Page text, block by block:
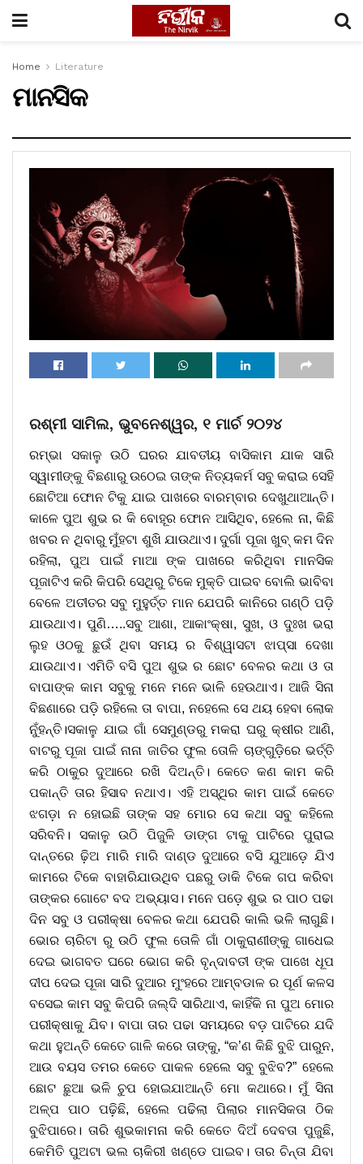
Home Literature
ମାନସିକ
ରଶ୍ମୀ ସାମିଲ, ଭୁବନେଶ୍ୱର, ୧ ମାର୍ଚ ୨୦୨୪
ରମ୍ଭା ସକାଳୁ ଉଠି ଘରର ଯାବତୀୟ ବାସିକାମ ଯାକ ସାରି
ସ୍ୱାମୀଙ୍କୁ ବିଛଣାରୁ ଉଠେଇ ତାଙ୍କ ନିତ୍ୟକର୍ମ ସବୁ କରାଇ ସେହି
ଛୋଟିଆ ଫୋନ ଟିକୁ ଯାଇ ପାଖରେ ବାରମ୍ବାର ଦେଖୁଥାଆନ୍ତି।
କାଳେ ପୁଅ ଶୁଭ ର କି ବୋହୂର ଫୋନ ଆସିଥିବ, ହେଲେ ନା, କିଛି
ଖବର ନ ଥିବାରୁ ମୁଁହଟା ଶୁଖି ଯାଉଥାଏ। ଦୁର୍ଗା ପୂଜା ଖୁବ୍ କମ ଦିନ
ରହିଲା, ପୁଅ ପାଇଁ ମାଆ ଙ୍କ ପାଖରେ କରିଥିବା ମାନସିକ
ପୂଜାଟିଏ କରି କିପରି ସେଥିରୁ ଟିକେ ମୁକ୍ତି ପାଇବ ବୋଲି ଭାବିବା
ବେଳେ ଅତୀତର ସବୁ ମୁହୁର୍ତ୍ତ ମାନ ଯେପରି କାନିରେ ଗଣ୍ଠି ପଡ଼ି
ଯାଉଥାଏ। ପୁଣି…..ସବୁ ଆଶା, ଆକାଂକ୍ଷା, ସୁଖ, ଓ ଦୁଃଖ ଭରା
ଲୁହ ଓଠକୁ ଛୁଉଁ ଥିବା ସମୟ ର ବିଶ୍ୱାସଟା ଝାପ୍ସା ଦେଖା
ଯାଉଥାଏ। ଏମିତି ବସି ପୁଅ ଶୁଭ ର ଛୋଟ ବେଳର କଥା ଓ ତା
ବାପାଙ୍କ କାମ ସବୁକୁ ମନେ ମନେ ଭାଳି ହେଉଥାଏ। ଆଜି ସିନା
ବିଛଣାରେ ପଡ଼ି ରହିଲେ ତା ବାପା, ନହେଲେ ସେ ଥୟ ହେବା ଲୋକ
ନୁଁହନ୍ତି।ସକାଳୁ ଯାଇ ଗାଁ ସେମୁଣ୍ଡରୁ ମକରା ଘରୁ କ୍ଷୀର ଆଣି,
ବାଟରୁ ପୂଜା ପାଇଁ ନାନା ଜାତିର ଫୁଲ ତୋଳି ଚାଙ୍ଗୁଡ଼ିରେ ଭର୍ତ୍ତି
କରି ଠାକୁର ଦୁଆରେ ରଖି ଦିଅନ୍ତି। କେତେ କଣ କାମ କରି
ପକାନ୍ତି ତାର ହିସାବ ନଥାଏ। ଏହି ଅସ୍ଥିର କାମ ପାଇଁ କେତେ
ଝଗଡ଼ା ନ ହୋଇଛି ତାଙ୍କ ସହ ମୋର ସେ କଥା ସବୁ କହିଲେ
ସରିବନି। ସକାଳୁ ଉଠି ପିଜୁଳି ଡାଙ୍ଗ ଟାକୁ ପାଟିରେ ପୁରାଇ
ଦାନ୍ତରେ ଢ଼ିଅ ମାରି ମାରି ଦାଣ୍ଡ ଦୁଆରେ ବସି ଯୁଆଡ଼େ ଯିଏ
କାମରେ ଟିକେ ବାହାରିଯାଉଥିବ ପଛରୁ ଡାକି ଟିକେ ଗପ କରିବା
ତାଙ୍କର ଗୋଟେ ବଦ ଅଭ୍ୟାସ। ମନେ ପଡ଼େ ଶୁଭ ର ପାଠ ପଢା
ଦିନ ସବୁ ଓ ପରୀକ୍ଷା ବେଳର କଥା ଯେପରି କାଲି ଭଳି ଲାଗୁଛି।
ଭୋର ଚାରିଟା ରୁ ଉଠି ଫୁଲ ତୋଳି ଗାଁ ଠାକୁରାଣୀଙ୍କୁ ଗାଧେଇ
ଦେଇ ଭାଗବତ ଘରେ ଭୋଗ କରି ବୃନ୍ଦାବତୀ ଙ୍କ ପାଖେ ଧୂପ
ଦୀପ ଦେଇ ପୂଜା ସାରି ଦୁଆର ମୁଂହରେ ଆମ୍ବଡାଳ ର ପୂର୍ଣ କଳସ
ବସେଇ କାମ ସବୁ କିପରି ଜଲ୍ଦି ସାରିଥାଏ, କାହିଁକି ନା ପୁଅ ମୋର
ପରୀକ୍ଷାକୁ ଯିବ। ବାପା ତାର ପଢା ସମୟରେ ବଡ଼ ପାଟିରେ ଯଦି
କଥା ହୁଅନ୍ତି କେତେ ଗାଳି କରେ ତାଙ୍କୁ, “କ’ଣ କିଛି ବୁଝି ପାରୁନ,
ଆଉ ବୟସ ତମର କେତେ ପାକଳ ହେଲେ ସବୁ ବୁଝିବ?” ହେଲେ
ଛୋଟ ଛୁଆ ଭଳି ଚୁପ ହୋଇଯାଆନ୍ତି ମୋ କଥାରେ। ମୁଁ ସିନା
ଅଳ୍ପ ପାଠ ପଢ଼ିଛି, ହେଲେ ପଢିଲା ପିଲାର ମାନସିକତା ଠିକ
ବୁଝିପାରେ। ତାରି ଶୁଭକାମନା କରି କେତେ ଦିଅଁ ଦେବତା ପୁଜୁଛି,
କେମିତି ପୁଅଟା ଭଲ ଚାକିରୀ ଖଣ୍ଡେ ପାଇବ। ତାର ଚିନ୍ତା ଯିବା